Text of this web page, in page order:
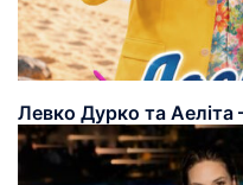
Левко Дурко та